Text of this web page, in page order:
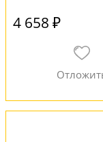
4 658 ₽